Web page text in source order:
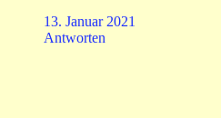
13. Januar 2021
Antworten